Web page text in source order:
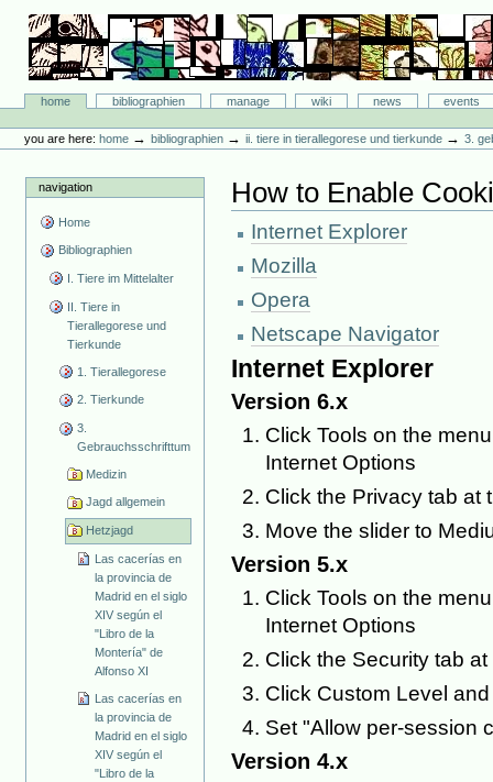
content.
navigation
Bibliographie-Portal
Sectionshome bibliographien manage wiki news
events
tools
you are here: home →bibliographien →ii. tiere in tierallegorese und tierkunde →3.
navigation
Home
Bibliographien
I. Tiere im Mittelalter
II. Tiere in
Tierallegorese und
Tierkunde
1. Tierallegorese
2. Tierkunde
3.
Gebrauchsschrifttum
Medizin
Jagd allgemein
Hetzjagd
Las cacerías en
la provincia de
Madrid en el siglo
XIV según el
"Libro de la
Montería" de
Alfonso XI
Las cacerías en
la provincia de
Madrid en el siglo
XIV según el
"Libro de la
How to Enable
Internet Explorer
Mozilla
Opera
Netscape Navigator
Internet Explorer
Version 6.x
Click Tools on the
Internet Options
Click the Privacy tab at
Move the slider to
Version 5.x
Click Tools on the
Internet Options
Click the Security tab
Click Custom Level
Set "Allow per-session
Version 4.x